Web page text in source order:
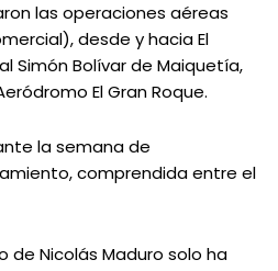
las operaciones aéreas
desde y hacia El
Simón Bolívar de Maiquetía,
El Gran Roque.
la semana de
comprendida entre el
de Nicolás Maduro solo ha